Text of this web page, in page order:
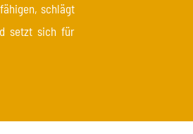
schlägt
setzt sich für